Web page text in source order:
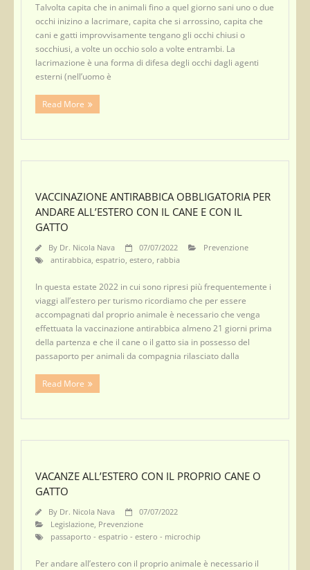
Talvolta capita che in animali fino a quel giorno sani uno o due
occhi inizino a lacrimare, capita che si arrossino, capita che
cani e gatti improvvisamente tengano gli occhi chiusi o
socchiusi, a volte un occhio solo a volte entrambi. La
lacrimazione è una forma di difesa degli occhi dagli agenti
esterni (nell’uomo è
Read More
VACCINAZIONE ANTIRABBICA OBBLIGATORIA PER
ANDARE ALL’ESTERO CON IL CANE E CON IL
GATTO
By Dr. Nicola Nava 07/07/2022
Prevenzione
antirabbica espatrio estero rabbia
In questa estate 2022 in cui sono ripresi più frequentemente i
viaggi all’estero per turismo ricordiamo che per essere
accompagnati dal proprio animale è necessario che venga
effettuata la vaccinazione antirabbica almeno 21 giorni prima
della partenza e che il cane o il gatto sia in possesso del
passaporto per animali da compagnia rilasciato dalla
Read More
VACANZE ALL’ESTERO CON IL PROPRIO CANE O
GATTO
By Dr. Nicola Nava
07/07/2022
Legislazione Prevenzione
passaporto - espatrio - estero - microchip
Per andare all’estero con il proprio animale è necessario il